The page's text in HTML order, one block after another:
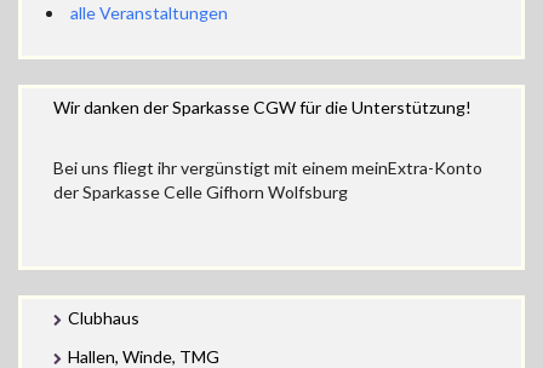
alle Veranstaltungen
Wir danken der Sparkasse CGW für die Unterstützung!
Bei uns fliegt ihr vergünstigt mit einem meinExtra-Konto
der Sparkasse Celle Gifhorn Wolfsburg
Clubhaus
Hallen, Winde, TMG